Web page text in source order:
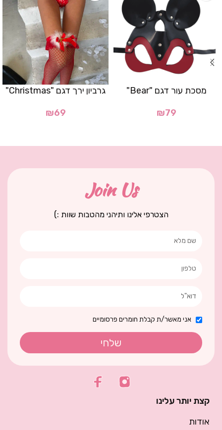
מסכת עור דגם "Bear"
₪79
גרביון ירך דגם "Christmas"
₪69
Join Us
הצטרפי אלינו ותיהני מהטבות שוות :)
אני מאשר/ת קבלת חומרים פרסומיים
שלחי
קצת יותר עלינו
אודות